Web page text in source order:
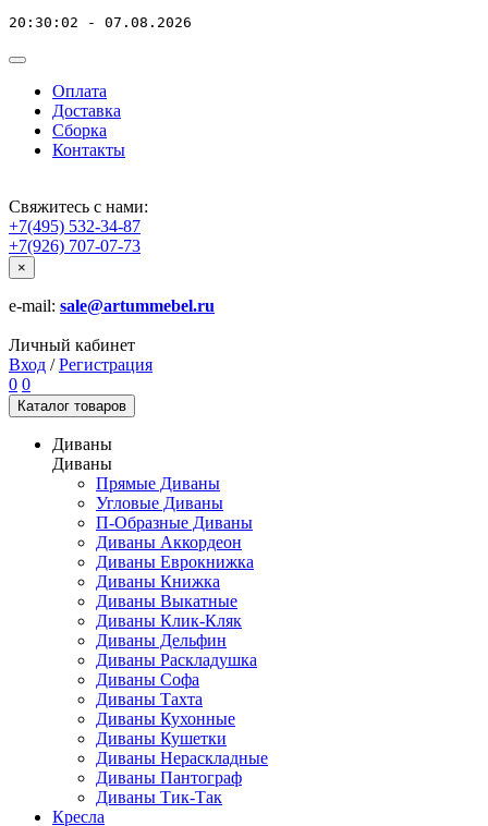
20:30:02 - 07.08.2026
Оплата
Доставка
Сборка
Контакты
Свяжитесь с нами:
+7(495) 532-34-87
+7(926) 707-07-73
×
e-mail: sale@artummebel.ru
Личный кабинет
Вход / Регистрация
0 0
Каталог товаров
Диваны
Диваны
Прямые Диваны
Угловые Диваны
П-Образные Диваны
Диваны Аккордеон
Диваны Еврокнижка
Диваны Книжка
Диваны Выкатные
Диваны Клик-Кляк
Диваны Дельфин
Диваны Раскладушка
Диваны Софа
Диваны Тахта
Диваны Кухонные
Диваны Кушетки
Диваны Нераскладные
Диваны Пантограф
Диваны Тик-Так
Кресла